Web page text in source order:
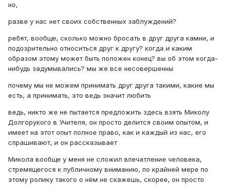
но,
разве у нас нет своих собственных заблуждений?
ребят, вообще, сколько можно бросать в друг друга камни, и
подозрительно относиться друг к другу? когда и каким
образом этому может быть положен конец? вы об этом когда-
нибудь задумывались? мы же все несовершенны
почему мы не можем принимать друг друга такими, какие мы
есть, а принимать, это ведь значит любить
ведь, никто же не пытается предложить здесь взять Миколу
Долгорукого в Учителя, он просто делится своим опытом, и
имеет на этот опыт полное право, как и каждый из нас, его
спрашивают, и он рассказывает
Микола вообще у меня не сложил впечатление человека,
стремящегося к публичному вниманию, по крайней мере по
этому ролику такого о нём не скажешь, скорее, он просто